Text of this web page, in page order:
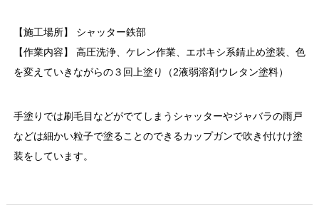
【施工場所】 シャッター鉄部
【作業内容】 高圧洗浄、ケレン作業、エポキシ系錆止め塗装、色
を変えていきながらの３回上塗り（2液弱溶剤ウレタン塗料）
手塗りでは刷毛目などがでてしまうシャッターやジャバラの雨戸
などは細かい粒子で塗ることのできるカップガンで吹き付けけ塗
装をしています。